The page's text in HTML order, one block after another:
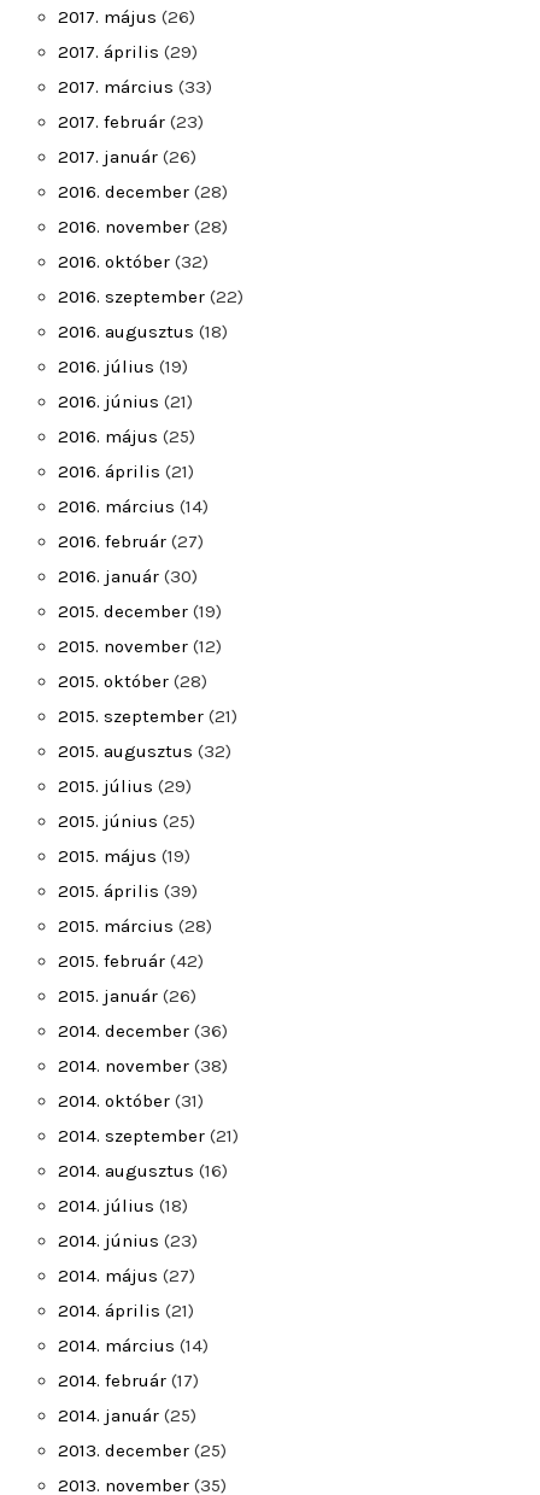
2017. május (26)
2017. április (29)
2017. március (33)
2017. február (23)
2017. január (26)
2016. december (28)
2016. november (28)
2016. október (32)
2016. szeptember (22)
2016. augusztus (18)
2016. július (19)
2016. június (21)
2016. május (25)
2016. április (21)
2016. március (14)
2016. február (27)
2016. január (30)
2015. december (19)
2015. november (12)
2015. október (28)
2015. szeptember (21)
2015. augusztus (32)
2015. július (29)
2015. június (25)
2015. május (19)
2015. április (39)
2015. március (28)
2015. február (42)
2015. január (26)
2014. december (36)
2014. november (38)
2014. október (31)
2014. szeptember (21)
2014. augusztus (16)
2014. július (18)
2014. június (23)
2014. május (27)
2014. április (21)
2014. március (14)
2014. február (17)
2014. január (25)
2013. december (25)
2013. november (35)